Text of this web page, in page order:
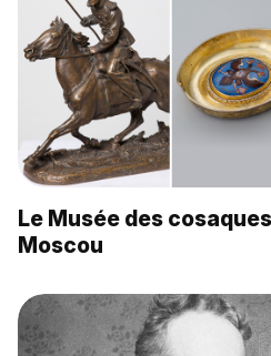
Le Musée des
Moscou